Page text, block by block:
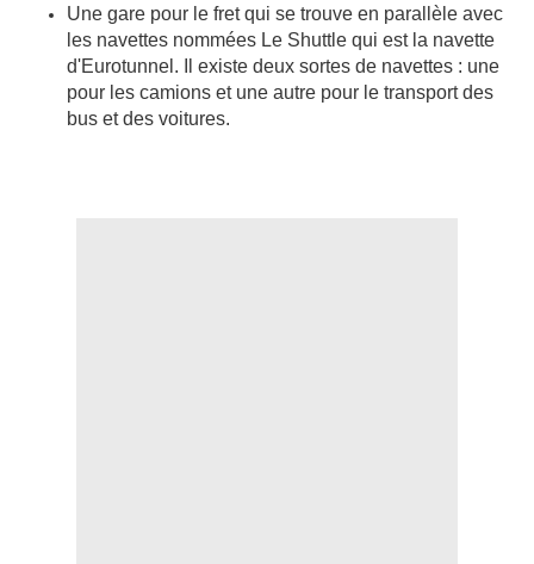
Une gare pour le fret qui se trouve en parallèle avec
les navettes nommées Le Shuttle qui est la navette
d'Eurotunnel. Il existe deux sortes de navettes : une
pour les camions et une autre pour le transport des
bus et des voitures.